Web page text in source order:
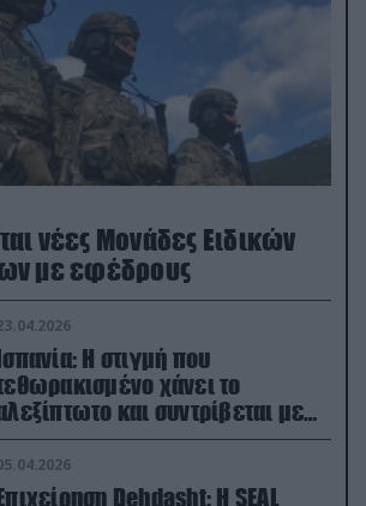
νέες Μονάδες Ειδικών
με εφέδρους
Η στιγμή που
χάνει το
και συντρίβεται με
στο έδαφος (βίντεο)
Dehdasht: Η SEAL